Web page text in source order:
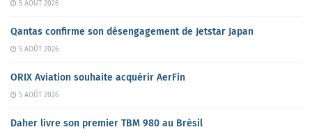
5 AOÛT 2026
Qantas confirme son désengagement de Jetstar Japan
5 AOÛT 2026
ORIX Aviation souhaite acquérir AerFin
5 AOÛT 2026
Daher livre son premier TBM 980 au Brésil